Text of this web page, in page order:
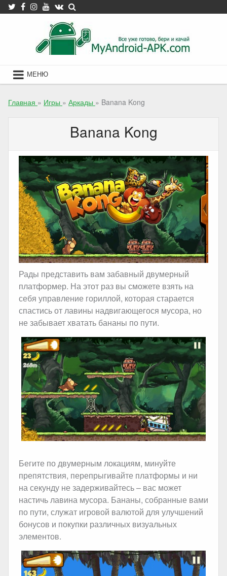
Skip
to
МЕНЮ
Главная » Игры » Аркады » Banana Kong
Banana Kong
Рады представить вам забавный двумерный
платформер. На этот раз вы сможете взять на
себя управление гориллой, которая старается
спастись от лавины надвигающегося мусора, но
не забывает хватать бананы по пути.
Бегите по двумерным локациям, минуйте
препятствия, перепрыгивайте платформы и ни
на секунду не задерживайтесь – вас может
настичь лавина мусора. Бананы, собранные вами
по пути, служат игровой валютой для улучшений
бонусов и покупки различных визуальных
элементов.